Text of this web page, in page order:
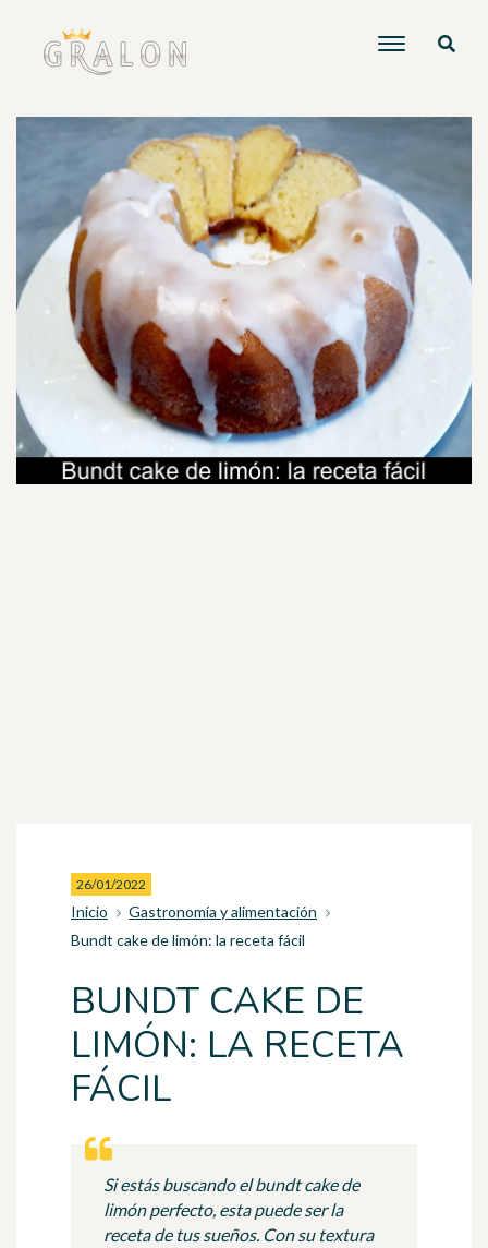
26/01/2022
Inicio
Gastronomía y alimentación
Bundt cake de limón: la receta fácil
BUNDT CAKE DE
LIMÓN: LA RECETA
FÁCIL
Si estás buscando el bundt cake de
limón perfecto, esta puede ser la
receta de tus sueños. Con su textura